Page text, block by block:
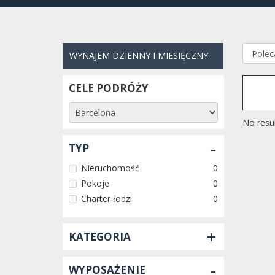
WYNAJEM DZIENNY I MIESIĘCZNY
CELE PODRÓŻY
TYP -
Nieruchomość
0
Pokoje
0
Charter łodzi
0
KATEGORIA +
WYPOSAŻENIE -
No